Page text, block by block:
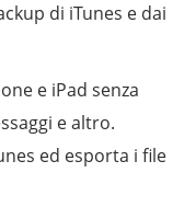
di iTunes e dai
e iPad senza
e altro.
ed esporta i file